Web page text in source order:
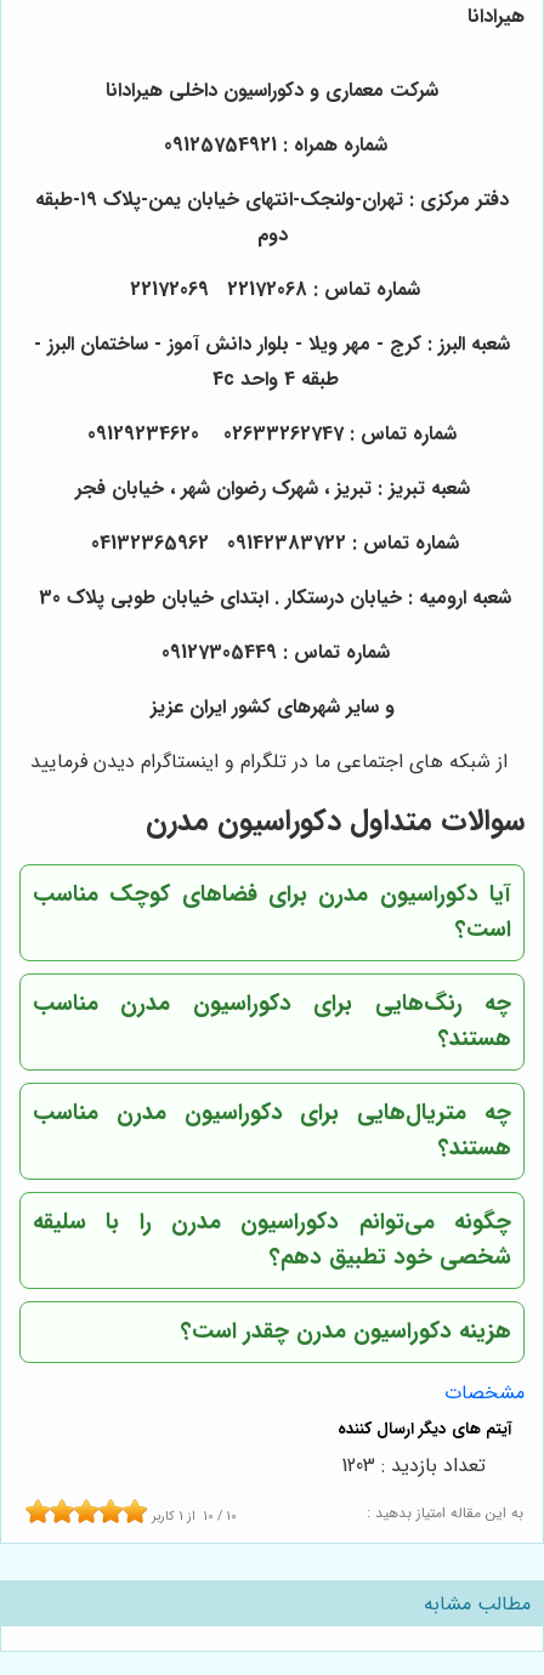
هیرادانا
شرکت معماری و دکوراسیون داخلی هیرادانا
شماره همراه : 09125754921
دفتر مرکزی : تهران-ولنجک-انتهای خیابان یمن-پلاک ۱۹-طبقه
دوم
شماره تماس : 22172068 22172069
شعبه البرز : کرج - مهر ویلا - بلوار دانش آموز - ساختمان البرز -
طبقه 4 واحد 4c
شماره تماس : 02633262747 09129234620
شعبه تبریز : تبریز ، شهرک رضوان شهر ، خیابان فجر
شماره تماس : 09142383722 04132365962
شعبه ارومیه : خیابان درستکار . ابتدای خیابان طوبی پلاک 30
شماره تماس : 09127305449
و سایر شهرهای کشور ایران عزیز
از شبکه های اجتماعی ما در تلگرام و اینستاگرام دیدن فرمایید
سوالات متداول دکوراسیون مدرن
آیا دکوراسیون مدرن برای فضاهای کوچک مناسب
است؟
چه رنگ‌هایی برای دکوراسیون مدرن مناسب
هستند؟
چه متریال‌هایی برای دکوراسیون مدرن مناسب
هستند؟
چگونه می‌توانم دکوراسیون مدرن را با سلیقه
شخصی خود تطبیق دهم؟
هزینه دکوراسیون مدرن چقدر است؟
مشخصات
به این مقاله امتیاز بدهید : 10 / 10 از 1 کاربر
تعداد بازدید : 1203
مطالب مشابه